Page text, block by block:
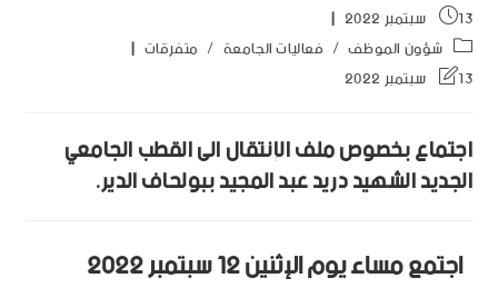
13 سبتمبر 2022
شؤون الموظف / فعاليات الجامعة / متفرقات
13 سبتمبر 2022
اجتماع بخصوص ملف الإنتقال الى القطب الجامعي
الجديد الشهيد دريد عبد المجيد ببولحاف الدير.
اجتمع مساء يوم الإثنين 12 سبتمبر 2022